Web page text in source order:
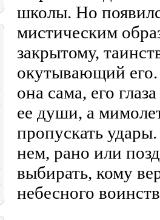
школы. Но
мистическим
закрытому,
окутывающий его.
она сама, его
ее души, а
пропускать
нем, рано или
выбирать, кому
небесного